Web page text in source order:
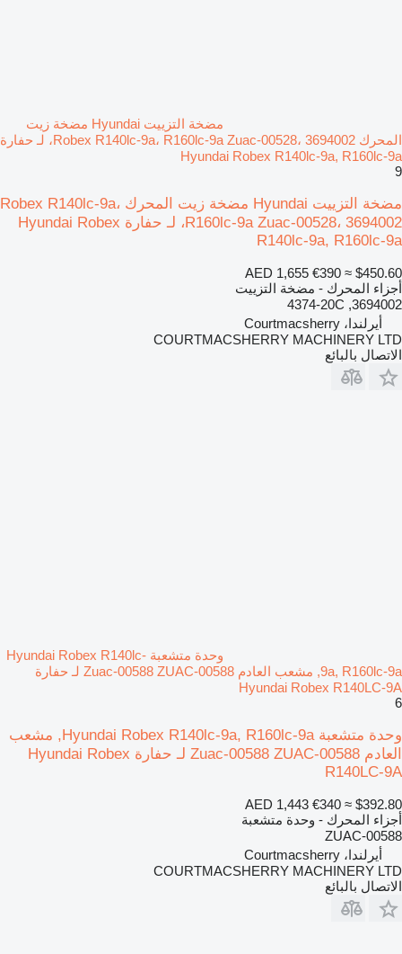
مضخة التزييت Hyundai مضخة زيت
المحرك Robex R140lc-9a، R160lc-9a Zuac-00528، 3694002، لـ حفارة
Hyundai Robex R140lc-9a, R160lc-9a
9
مضخة التزييت Hyundai مضخة زيت المحرك Robex R140lc-9a،
R160lc-9a Zuac-00528، 3694002، لـ حفارة Hyundai Robex
R140lc-9a, R160lc-9a
AED 1,655 €390 ≈ $450.60
أجزاء المحرك - مضخة التزييت
3694002, 4374-20C
أيرلندا، Courtmacsherry
COURTMACSHERRY MACHINERY LTD
الاتصال بالبائع
وحدة متشعبة Hyundai Robex R140lc-
9a, R160lc-9a, مشعب العادم Zuac-00588 ZUAC-00588 لـ حفارة
Hyundai Robex R140LC-9A
6
وحدة متشعبة Hyundai Robex R140lc-9a, R160lc-9a, مشعب
العادم Zuac-00588 ZUAC-00588 لـ حفارة Hyundai Robex
R140LC-9A
AED 1,443 €340 ≈ $392.80
أجزاء المحرك - وحدة متشعبة
ZUAC-00588
أيرلندا، Courtmacsherry
COURTMACSHERRY MACHINERY LTD
الاتصال بالبائع